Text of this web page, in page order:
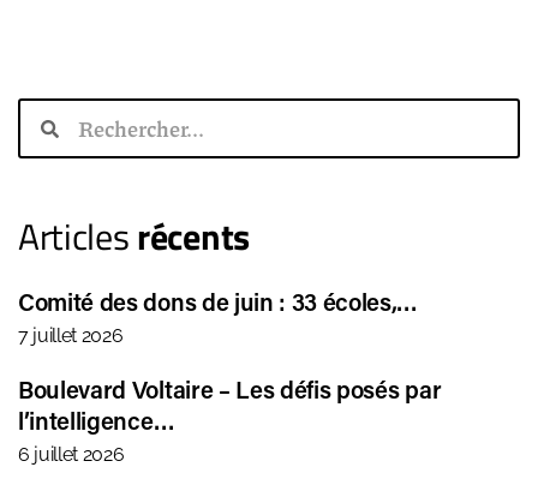
Articlesrécents
Comité des dons de juin : 33 écoles,…
7 juillet 2026
Boulevard Voltaire – Les défis posés par
l’intelligence…
6 juillet 2026